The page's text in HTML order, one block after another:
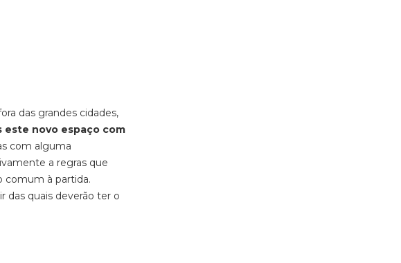
das grandes cidades,
este novo espaço com
com alguma
a regras que
comum à partida.
das quais deverão ter o